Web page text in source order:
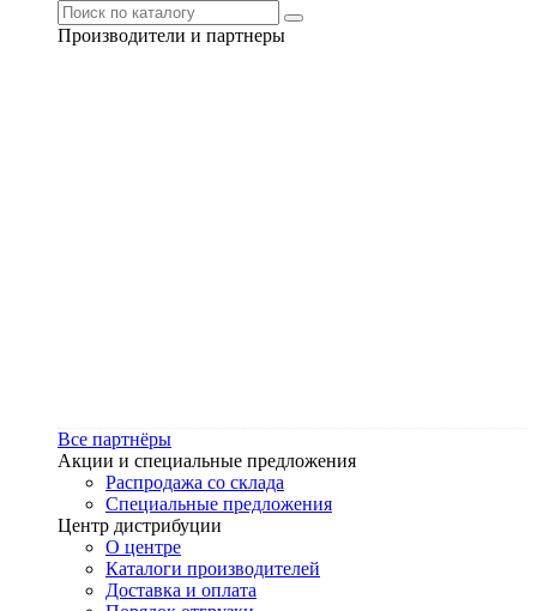
Производители и партнеры
Все партнёры
Акции и специальные предложения
Распродажа со склада
Специальные предложения
Центр дистрибуции
О центре
Каталоги производителей
Доставка и оплата